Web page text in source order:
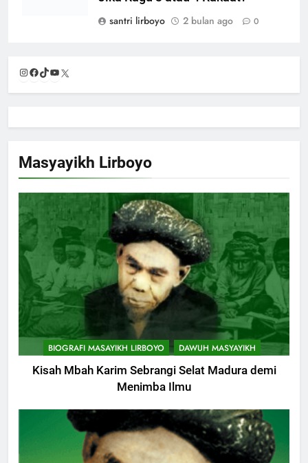
santri lirboyo
2 bulan ago 0
Instagram
Facebook
TikTok
YouTube
Masyayikh Lirboyo
BIOGRAFI MASAYIKH LIRBOYO DAWUH MASYAYIKH
Kisah Mbah Karim Sebrangi Selat Madura demi
Menimba Ilmu